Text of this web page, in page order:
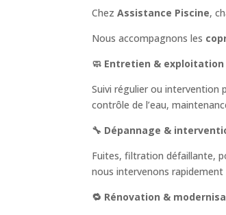
ChezAssistance Piscine,
Nous accompagnons les
🧼 Entretien & exploitation
Suivi régulier ou intervention
contrôle de l’eau,
🔧 Dépannage &
Fuites, filtration défaillante,
nous intervenons
🔁 Rénovation &